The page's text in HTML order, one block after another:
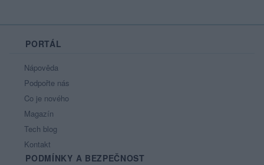
PORTÁL
Nápověda
Podpořte nás
Co je nového
Magazín
Tech blog
Kontakt
PODMÍNKY A BEZPEČNOST